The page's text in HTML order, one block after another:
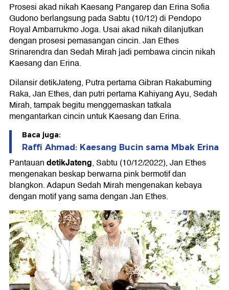
Prosesi akad nikah Kaesang Pangarep dan Erina Sofia
Gudono berlangsung pada Sabtu (10/12) di Pendopo
Royal Ambarrukmo Joga. Usai akad nikah dilanjutkan
dengan prosesi pemasangan cincin. Jan Ethes
Srinarendra dan Sedah Mirah jadi pembawa cincin nikah
Kaesang dan Erina.
Dilansir detikJateng, Putra pertama Gibran Rakabuming
Raka, Jan Ethes, dan putri pertama Kahiyang Ayu, Sedah
Mirah, tampak begitu menggemaskan tatkala
mengantarkan cincin untuk Kaesang dan Erina.
Baca juga:
Raffi Ahmad: Kaesang Bucin sama Mbak Erina
PantauandetikJateng, Sabtu (10/12/2022), Jan Ethes
mengenakan beskap berwarna pink bermotif dan
blangkon. Adapun Sedah Mirah mengenakan kebaya
dengan motif yang sama dengan Jan Ethes.